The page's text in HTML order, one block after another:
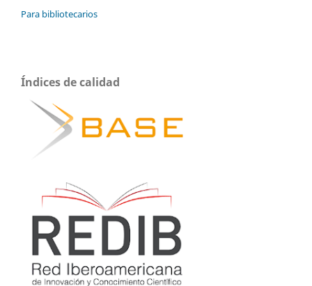
Para bibliotecarios
Índices de calidad